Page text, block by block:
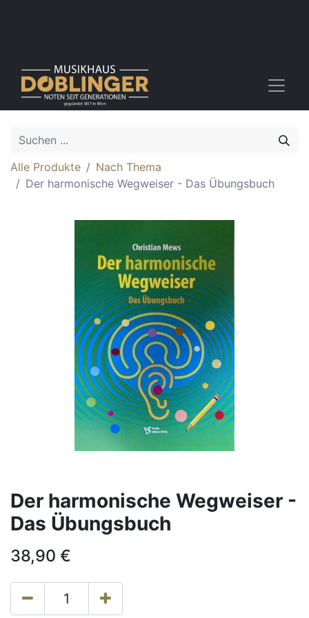
Alle Produkte
Nach Thema
Der harmonische Wegweiser - Das Übungsbuch
Der harmonische Wegweiser -
Das Übungsbuch
38,90 €